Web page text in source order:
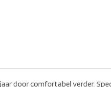
door comfortabel verder.